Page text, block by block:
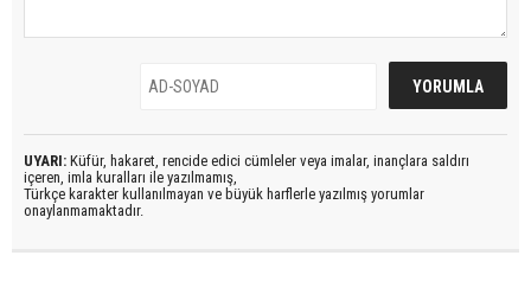
UYARI: Küfür, hakaret, rencide edici cümleler veya imalar, inançlara saldırı
içeren, imla kuralları ile yazılmamış,
Türkçe karakter kullanılmayan ve büyük harflerle yazılmış yorumlar
onaylanmamaktadır.